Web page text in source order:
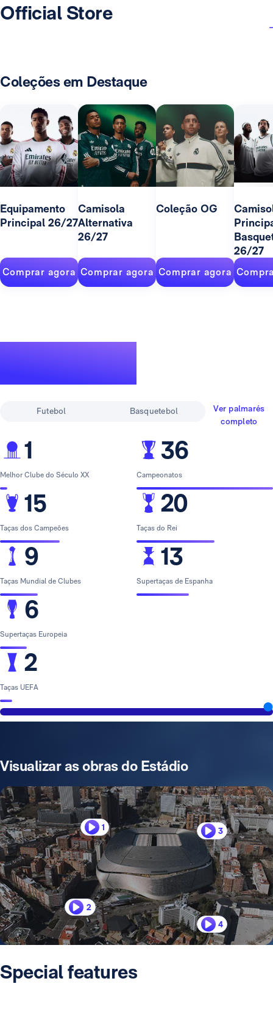
Official Store
Coleções em Destaque
Equipamento
Principal 26/27
Comprar agora
Camisola
Alternativa
26/27
Comprar agora
Coleção OG
Comprar agora
26/27
Futebol Basquetebol
Ver palmarés
completo
1
Melhor Clube do Século XX
15
Taças dos Campeões
9
Taças Mundial de Clubes
6
Supertaças Europeia
2
Taças UEFA
36
Campeonatos
20
Taças do Rei
13
Supertaças de Espanha
Visualizar as obras do Estádio
1
2
3
4
Special features